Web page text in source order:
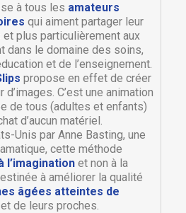
à tous les amateurs
qui aiment partager leur
et plus particulièrement aux
dans le domaine des soins,
et de l’enseignement.
propose en effet de créer
C’est une animation
de tous (adultes et enfants)
d’aucun matériel.
Unis par Anne Basting, une
cette méthode
l’imagination et non à la
à améliorer la qualité
âgées atteintes de
et de leurs proches.